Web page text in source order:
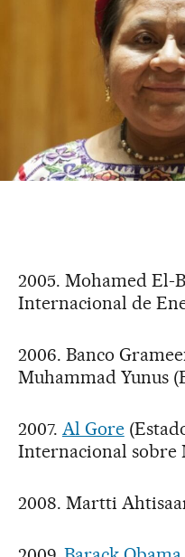
2005. Mohamed El-
Internacional de
2006. Banco
Muhammad Yunus
2007. Al Gore
Internacional sobre
2008. Martti